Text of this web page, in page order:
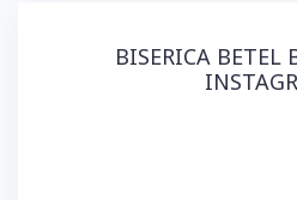
BISERICA BETEL